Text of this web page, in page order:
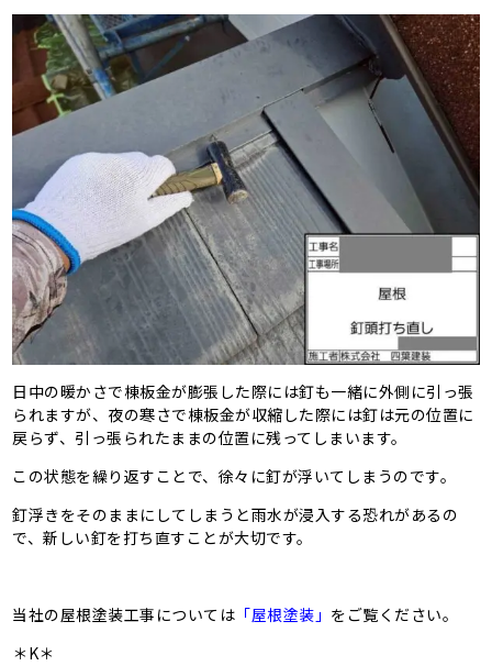
日中の暖かさで棟板金が膨張した際には釘も一緒に外側に引っ張
られますが、夜の寒さで棟板金が収縮した際には釘は元の位置に
戻らず、引っ張られたままの位置に残ってしまいます。
この状態を繰り返すことで、徐々に釘が浮いてしまうのです。
釘浮きをそのままにしてしまうと雨水が浸入する恐れがあるの
で、新しい釘を打ち直すことが大切です。
当社の屋根塗装工事については 「屋根塗装」 をご覧ください。
＊K＊